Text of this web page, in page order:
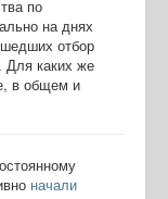
по
на днях
отбор
Для каких же
в общем и
начали